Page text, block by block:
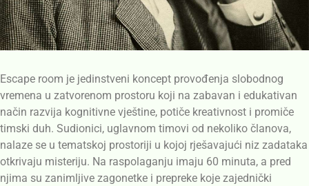
Escape room je jedinstveni koncept provođenja slobodnog
vremena u zatvorenom prostoru koji na zabavan i edukativan
način razvija kognitivne vještine, potiče kreativnost i promiče
timski duh. Sudionici, uglavnom timovi od nekoliko članova,
nalaze se u tematskoj prostoriji u kojoj rješavajući niz zadataka
otkrivaju misteriju. Na raspolaganju imaju 60 minuta, a pred
njima su zanimljive zagonetke i prepreke koje zajednički